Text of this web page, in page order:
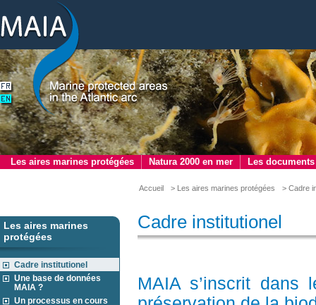
Les aires marines protégées Natura 2000 en mer Les documents
Accueil > Les aires marines protégées > Cadre
Les aires marines
protégées
Cadre institutionel
Une base de données
MAIA ?
Un processus en cours
Cadre institutionel
MAIA s’inscrit dans